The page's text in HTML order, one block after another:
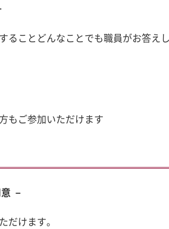
ることどんなことでも職員がお答えし
もご参加いただけます
－
だけます。